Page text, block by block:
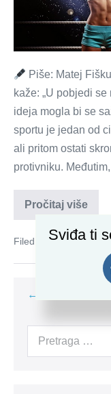
Piše: Matej
kaže: „U pobjedi
ideja mogla bi se
sportu je jedan od
ali pritom ostati
protivniku.
Pročitaj višeKako
u
Filed under: mentalna
← Prethodno
Search
Sviđa ti